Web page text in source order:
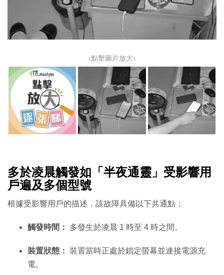
↓點擊圖片放大↓
多於凌晨觸發如「半夜通靈」受影響用
戶遍及多個型號
根據受影響用戶的描述，該故障具備以下共通點：
觸發時間： 多發生於凌晨 1 時至 4 時之間。
裝置狀態：
裝置當時正處於鎖定螢幕並連接電源充
電。